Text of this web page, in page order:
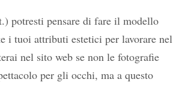
potresti pensare di fare il modello
i tuoi attributi estetici per lavorare nel
nel sito web se non le fotografie
per gli occhi, ma a questo